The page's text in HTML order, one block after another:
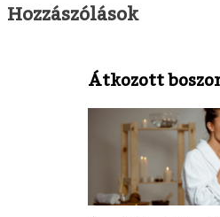
Hozzászólások
Átkozott